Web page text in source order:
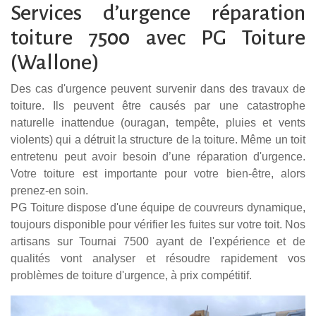
Services d’urgence réparation
toiture 7500 avec PG Toiture
(Wallone)
Des cas d'urgence peuvent survenir dans des travaux de
toiture. Ils peuvent être causés par une catastrophe
naturelle inattendue (ouragan, tempête, pluies et vents
violents) qui a détruit la structure de la toiture. Même un toit
entretenu peut avoir besoin d’une réparation d'urgence.
Votre toiture est importante pour votre bien-être, alors
prenez-en soin.
PG Toiture dispose d'une équipe de couvreurs dynamique,
toujours disponible pour vérifier les fuites sur votre toit. Nos
artisans sur Tournai 7500 ayant de l'expérience et de
qualités vont analyser et résoudre rapidement vos
problèmes de toiture d'urgence, à prix compétitif.